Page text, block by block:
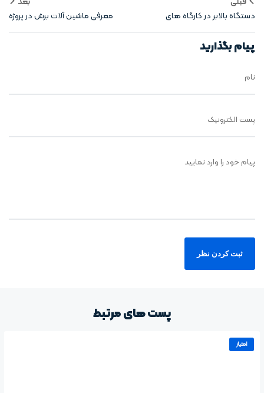
دستگاه‌ بالابر در کارگاه‌ های
بلندمرتبه
معرفی ماشین‌ آلات برش در پروژه‌
عمرانی
پیام بگذارید
نام
پست الکترونیک
پیام خود را وارد نمایید
پست های مرتبط
امتیاز